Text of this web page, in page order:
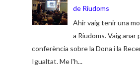
de Riudoms
Ahir vaig tenir una
a Riudoms. Vaig anar
conferència sobre la Dona i la
Igualtat. Me l'h...